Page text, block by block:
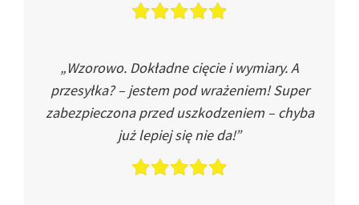
„Wzorowo. Dokładne cięcie i wymiary. A
przesyłka? – jestem pod wrażeniem! Super
zabezpieczona przed uszkodzeniem – chyba
już lepiej się nie da!”